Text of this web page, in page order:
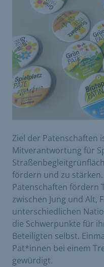
Ziel der Patenschaften
Mitverantwortung für
fördern und zu
Patenschaften fördern
zwischen Jung und Alt,
unterschiedlichen
die Schwerpunkte für
Beteiligten selbst.
Pat*innen bei einem
gewürdigt.